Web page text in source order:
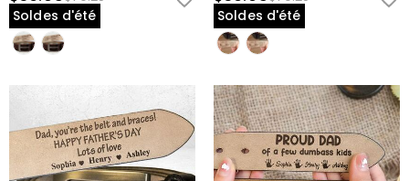
Soldes d'été
Soldes d'été